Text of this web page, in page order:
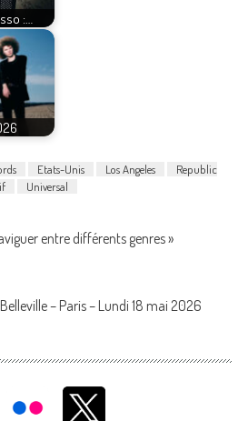
:…
Etats-Unis Los Angeles
Republic
Universal
entre différents genres »
– Paris – Lundi 18 mai 2026